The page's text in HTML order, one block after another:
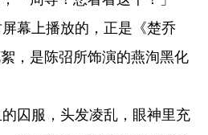
幕上播放的，正是《楚乔
，是陈弨所饰演的燕洵黑化
囚服，头发凌乱，眼神里充